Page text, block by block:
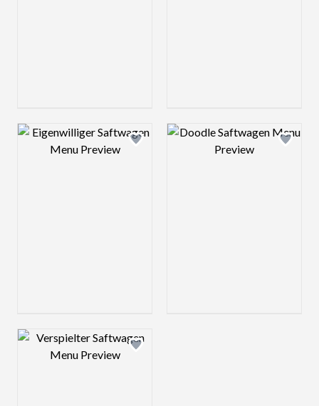
Design preview image Design preview
Design preview image